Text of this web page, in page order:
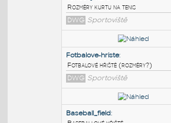
Football-field:
Hřiště na americký fotbal
DWG
Sportoviště
Tenisový kurt:
Rozměry kurtu na tenis